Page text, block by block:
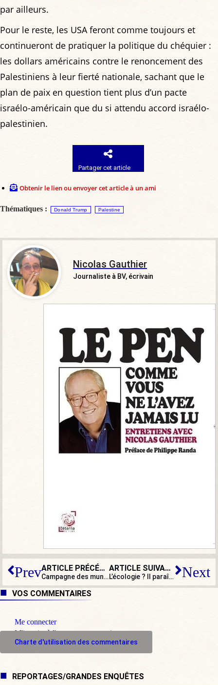
par ailleurs.
Pour le reste, les USA feront comme toujours et
continueront de pratiquer la politique du chéquier :
les dollars américains contre le renoncement des
Palestiniens à leur fierté nationale, sachant que le
plan de paix en question tient plus d’un pacte
israélo-américain que du si attendu accord israélo-
palestinien.
Partager cet article
Obtenir le lien ou envoyer cet article à un ami
Thématiques : Donald Trump Palestine
Nicolas Gauthier
Journaliste à BV, écrivain
Prev ARTICLE PRÉCÉDENT
Campagne des municipales : pas d’éclaircie en vue pour Emmanuel Macron…
ARTICLE SUIVANT
L’écologie ? Il paraît que c’est aussi la faute aux colonies ! Next
VOS COMMENTAIRES
Me connecter
M'inscrire à l'espace commentaire
Charte d'utilisation des commentaires
REPORTAGES/GRANDES ENQUÊTES